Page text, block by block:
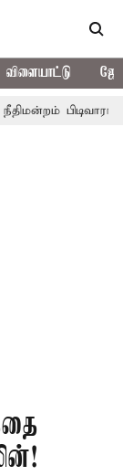
விளையாட்டு